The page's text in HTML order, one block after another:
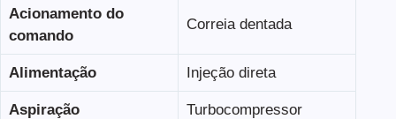
Acionamento do
comando
Correia dentada
Alimentação Injeção direta
Aspiração Turbocompressor